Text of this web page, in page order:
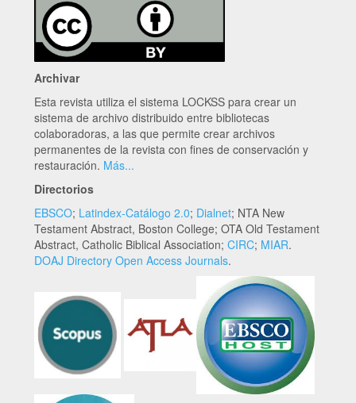
Archivar
Esta revista utiliza el sistema LOCKSS para crear un
sistema de archivo distribuido entre bibliotecas
colaboradoras, a las que permite crear archivos
permanentes de la revista con fines de conservación y
restauración. Más...
Directorios
EBSCO; Latindex-Catálogo 2.0; Dialnet; NTA New
Testament Abstract, Boston College; OTA Old Testament
Abstract, Catholic Biblical Association; CIRC; MIAR.
DOAJ Directory Open Access Journals.